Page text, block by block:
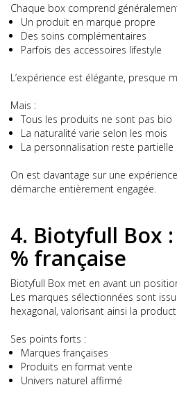
Chaque box comprend
Un produit en marque propre
Des soins complémentaires
Parfois des accessoires lifestyle
L’expérience est élégante, presque
Mais :
Tous les produits ne sont pas bio
La naturalité varie selon les mois
La personnalisation reste partielle
On est davantage sur une
démarche entièrement engagée.
4. Biotyfull Box
% française
Biotyfull Box met en avant un
Les marques sélectionnées sont
hexagonal, valorisant ainsi la
Ses points forts :
Marques françaises
Produits en format vente
Univers naturel affirmé